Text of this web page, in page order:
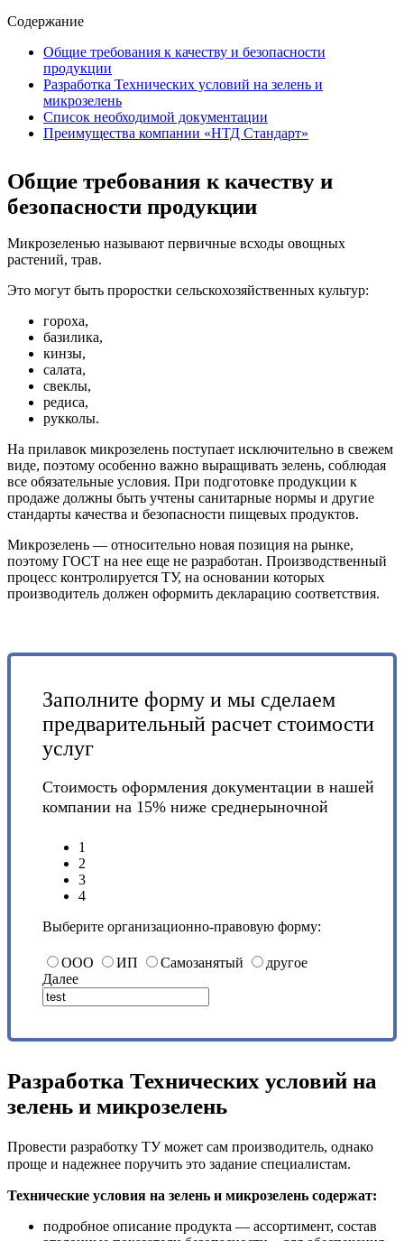
Содержание
Общие требования к качеству и безопасности
продукции
Разработка Технических условий на зелень и
микрозелень
Список необходимой документации
Преимущества компании «НТД Стандарт»
Общие требования к качеству и
безопасности продукции
Микрозеленью называют первичные всходы овощных
растений, трав.
Это могут быть проростки сельскохозяйственных культур:
гороха,
базилика,
кинзы,
салата,
свеклы,
редиса,
рукколы.
На прилавок микрозелень поступает исключительно в свежем
виде, поэтому особенно важно выращивать зелень, соблюдая
все обязательные условия. При подготовке продукции к
продаже должны быть учтены санитарные нормы и другие
стандарты качества и безопасности пищевых продуктов.
Микрозелень — относительно новая позиция на рынке,
поэтому ГОСТ на нее еще не разработан. Производственный
процесс контролируется ТУ, на основании которых
производитель должен оформить декларацию соответствия.
Заполните форму и мы сделаем
предварительный расчет стоимости
услуг
Стоимость оформления документации в нашей
компании на 15% ниже среднерыночной
1
2
3
4
Выберите организационно-правовую форму:
ООО ИП Самозанятый
другое
Далее
Разработка Технических условий на
зелень и микрозелень
Провести разработку ТУ может сам производитель, однако
проще и надежнее поручить это задание специалистам.
Технические условия на зелень и микрозелень содержат:
подробное описание продукта — ассортимент, состав